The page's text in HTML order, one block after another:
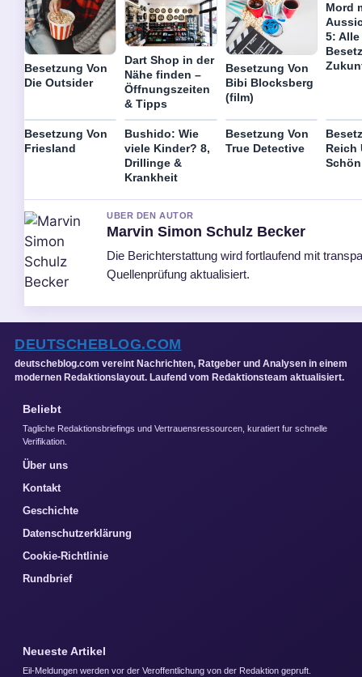
Besetzung Von
Die Outsider
Dart Shop in der
Nähe finden –
Öffnungszeiten
& Tipps
Besetzung Von
Bibi Blocksberg
(film)
Mord
5:
Besetzung Von
Friesland
Bushido: Wie
viele Kinder? 8,
Drillinge &
Krankheit
Besetzung Von
True Detective
Reich
Schön
UBER DEN AUTOR
Marvin Simon Schulz Becker
Die Berichterstattung wird fortlaufend mit
Quellenprüfung aktualisiert.
DEUTSCHEBLOG.COM
deutscheblog.com vereint Nachrichten, Ratgeber und Analysen in einem
modernen Redaktionslayout. Laufend vom Redaktionsteam aktualisiert.
Beliebt
Tagliche Redaktionsbriefings und Vertrauensressourcen, kuratiert fur schnelle
Verifikation.
Über uns
Kontakt
Geschichte
Datenschutzerklärung
Cookie-Richtlinie
Rundbrief
Neueste Artikel
Eil-Meldungen werden vor der Veroffentlichung von der Redaktion gepruft.